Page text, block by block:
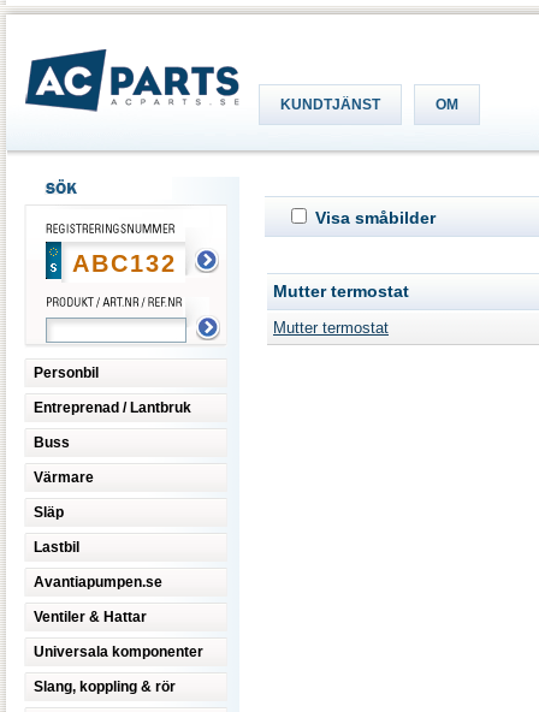
KUNDTJÄNST OM
Personbil
Entreprenad / Lantbruk
Buss
Värmare
Släp
Lastbil
Avantiapumpen.se
Ventiler & Hattar
Universala komponenter
Slang, koppling & rör
Visa småbilder
Mutter termostat
Mutter termostat